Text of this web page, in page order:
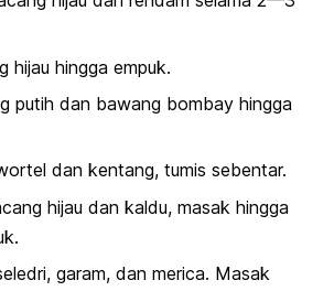
hijau hingga empuk.
putih dan bawang bombay hingga
dan kentang, tumis sebentar.
hijau dan kaldu, masak hingga
garam, dan merica. Masak